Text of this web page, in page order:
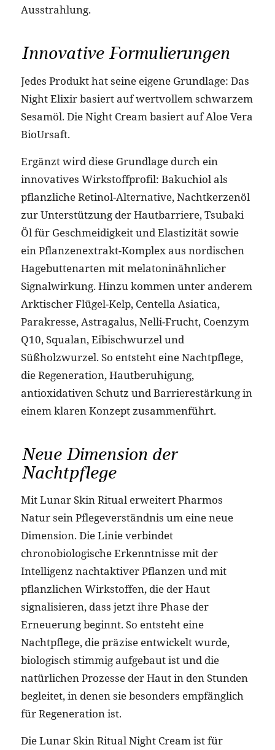
Ausstrahlung.
Innovative Formulierungen
Jedes Produkt hat seine eigene Grundlage: Das
Night Elixir basiert auf wertvollem schwarzem
Sesamöl. Die Night Cream basiert auf Aloe Vera
BioUrsaft.
Ergänzt wird diese Grundlage durch ein
innovatives Wirkstoffprofil: Bakuchiol als
pflanzliche Retinol-Alternative, Nachtkerzenöl
zur Unterstützung der Hautbarriere, Tsubaki
Öl für Geschmeidigkeit und Elastizität sowie
ein Pflanzenextrakt-Komplex aus nordischen
Hagebuttenarten mit melatoninähnlicher
Signalwirkung. Hinzu kommen unter anderem
Arktischer Flügel-Kelp, Centella Asiatica,
Parakresse, Astragalus, Nelli-Frucht, Coenzym
Q10, Squalan, Eibischwurzel und
Süßholzwurzel. So entsteht eine Nachtpflege,
die Regeneration, Hautberuhigung,
antioxidativen Schutz und Barrierestärkung in
einem klaren Konzept zusammenführt.
Neue Dimension der
Nachtpflege
Mit Lunar Skin Ritual erweitert Pharmos
Natur sein Pflegeverständnis um eine neue
Dimension. Die Linie verbindet
chronobiologische Erkenntnisse mit der
Intelligenz nachtaktiver Pflanzen und mit
pflanzlichen Wirkstoffen, die der Haut
signalisieren, dass jetzt ihre Phase der
Erneuerung beginnt. So entsteht eine
Nachtpflege, die präzise entwickelt wurde,
biologisch stimmig aufgebaut ist und die
natürlichen Prozesse der Haut in den Stunden
begleitet, in denen sie besonders empfänglich
für Regeneration ist.
Die Lunar Skin Ritual Night Cream ist für